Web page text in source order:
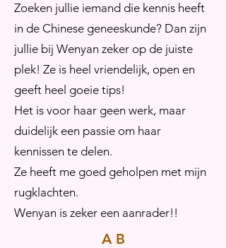
Zoeken jullie iemand die kennis heeft
in de Chinese geneeskunde? Dan zijn
jullie bij Wenyan zeker op de juiste
plek! Ze is heel vriendelijk, open en
geeft heel goeie tips!
Het is voor haar geen werk, maar
duidelijk een passie om haar
kennissen te delen.
Ze heeft me goed geholpen met mijn
rugklachten.
Wenyan is zeker een aanrader!!
A B